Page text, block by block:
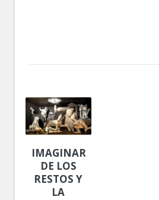
IMAGINARIOS
DE LOS
RESTOS Y
LA